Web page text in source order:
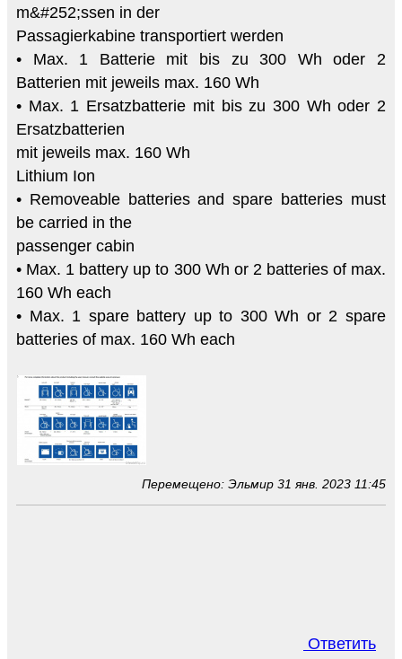
m&#252;ssen in der
Passagierkabine transportiert werden
• Max. 1 Batterie mit bis zu 300 Wh oder 2
Batterien mit jeweils max. 160 Wh
• Max. 1 Ersatzbatterie mit bis zu 300 Wh oder 2
Ersatzbatterien
mit jeweils max. 160 Wh
Lithium Ion
• Removeable batteries and spare batteries must
be carried in the
passenger cabin
• Max. 1 battery up to 300 Wh or 2 batteries of max.
160 Wh each
• Max. 1 spare battery up to 300 Wh or 2 spare
batteries of max. 160 Wh each
Перемещено: Эльмир 31 янв. 2023 11:45
Ответить